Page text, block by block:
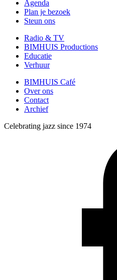
Agenda
Plan je bezoek
Steun ons
Radio & TV
BIMHUIS Productions
Educatie
Verhuur
BIMHUIS Café
Over ons
Contact
Archief
Celebrating jazz since 1974